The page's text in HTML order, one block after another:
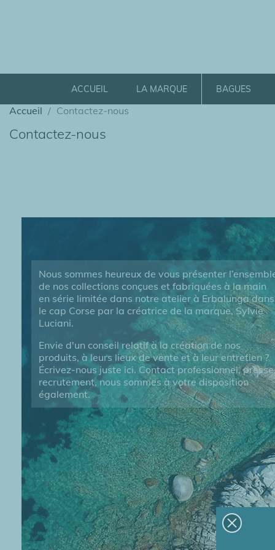
ACCUEIL LA MARQUE BAGUES
Accueil Contactez-nous
Contactez-nous
Nous sommes heureux de vous présenter
de nos collections conçues et fabriquées à la main
en série limitée dans notre atelier à Erbalunga dans
le cap Corse par la créatrice de la marque, Sylvie
Luciani.
Envie d'un conseil relatif à la création de nos
produits, à leurs lieux de vente et à leur entretien ?
Écrivez-nous juste ici. Contact professionnel,
recrutement, nous sommes à votre disposition
également.